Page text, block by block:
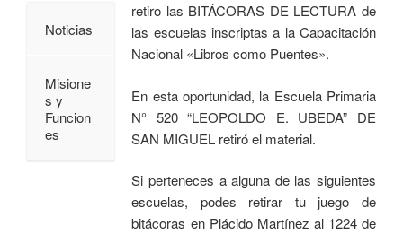
retiro las BITÁCORAS DE LECTURA de
las escuelas inscriptas a la Capacitación
Nacional «Libros como Puentes».
En esta oportunidad, la Escuela Primaria
N° 520 “LEOPOLDO E. UBEDA” DE
SAN MIGUEL retiró el material.
Si perteneces a alguna de las siguientes
escuelas, podes retirar tu juego de
bitácoras en Plácido Martínez al 1224 de
Noticias
Misione
s y
Funcion
es